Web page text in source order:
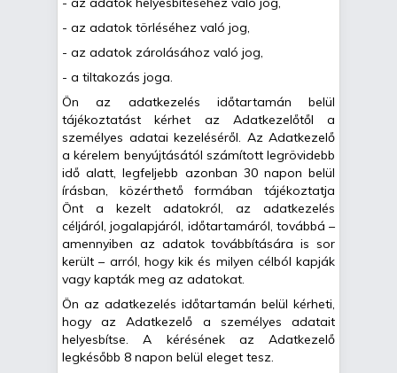
- az adatok törléséhez való jog,
- az adatok zárolásához való jog,
- a tiltakozás joga.
Ön az adatkezelés időtartamán belül
tájékoztatást kérhet az Adatkezelőtől a
személyes adatai kezeléséről. Az Adatkezelő
a kérelem benyújtásától számított legrövidebb
idő alatt, legfeljebb azonban 30 napon belül
írásban, közérthető formában tájékoztatja
Önt a kezelt adatokról, az adatkezelés
céljáról, jogalapjáról, időtartamáról, továbbá –
amennyiben az adatok továbbítására is sor
került – arról, hogy kik és milyen célból kapják
vagy kapták meg az adatokat.
Ön az adatkezelés időtartamán belül kérheti,
hogy az Adatkezelő a személyes adatait
helyesbítse. A kérésének az Adatkezelő
legkésőbb 8 napon belül eleget tesz.